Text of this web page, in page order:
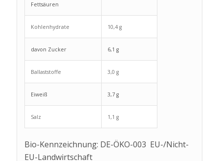
Fettsäuren
Kohlenhydrate 10,4 g
davon Zucker 6,1 g
Ballaststoffe 3,0 g
Eiweiß 3,7 g
Salz 1,1 g
Bio-Kennzeichnung: DE-ÖKO-003 EU-/Nicht-
EU-Landwirtschaft